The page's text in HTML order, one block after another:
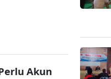
Akun